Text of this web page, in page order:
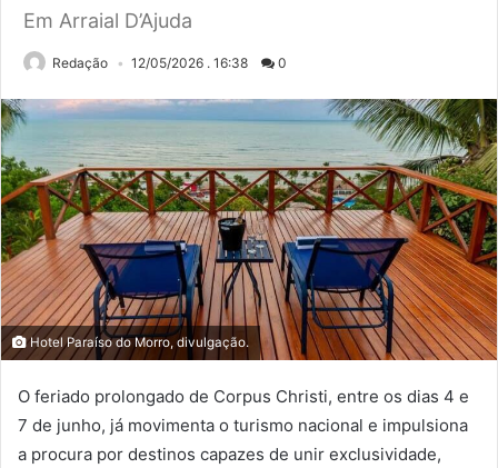
Em Arraial D’Ajuda
Redação 12/05/2026 . 16:38 0
Hotel Paraíso do Morro, divulgação.
O feriado prolongado de Corpus Christi, entre os dias 4 e
7 de junho, já movimenta o turismo nacional e impulsiona
a procura por destinos capazes de unir exclusividade,